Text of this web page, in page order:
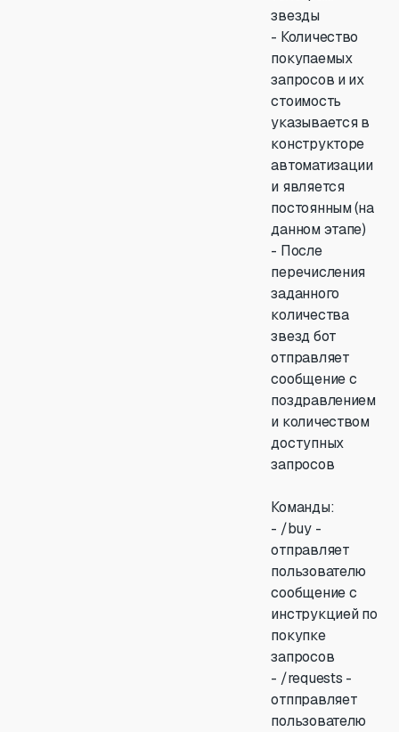
звезды
- Количество
покупаемых
запросов и их
стоимость
указывается в
конструкторе
автоматизации
и является
постоянным (на
данном этапе)
- После
перечисления
заданного
количества
звезд бот
отправляет
сообщение с
поздравлением
и количеством
доступных
запросов
Команды:
- /buy -
отправляет
пользователю
сообщение с
инструкцией по
покупке
запросов
- /requests -
отпправляет
пользователю